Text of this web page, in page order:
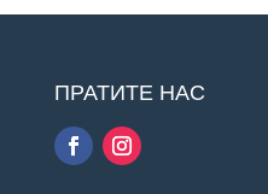
ПРАТИТЕ НАС